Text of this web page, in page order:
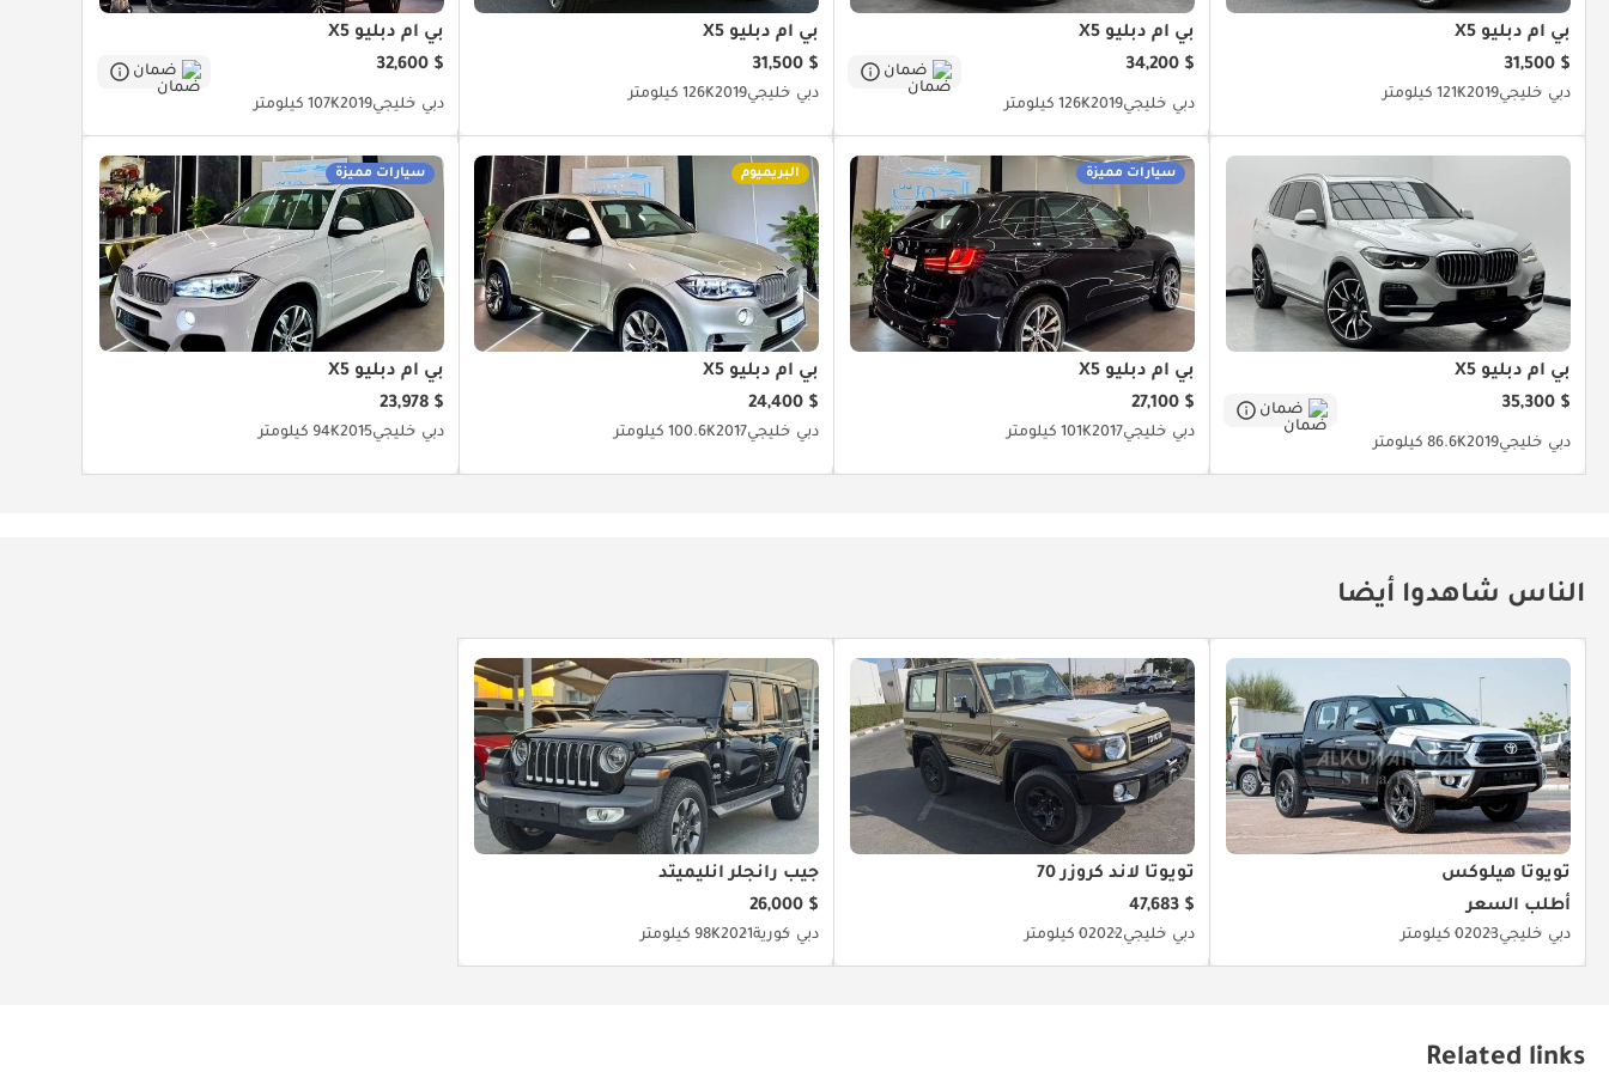
بي أم دبليو X5
$ 31,500
دبي خليجي2019121K كيلومتر
بي أم دبليو X5
$ 34,200
ضمان
دبي خليجي2019126K كيلومتر
بي أم دبليو X5
$ 31,500
دبي خليجي2019126K كيلومتر
بي أم دبليو X5
$ 32,600
ضمان
دبي خليجي2019107K كيلومتر
بي أم دبليو X5
$ 35,300
ضمان
دبي خليجي201986.6K كيلومتر
سيارات مميزة
بي أم دبليو X5
$ 27,100
دبي خليجي2017101K كيلومتر
البريميوم
بي أم دبليو X5
$ 24,400
دبي خليجي2017100.6K كيلومتر
سيارات مميزة
بي أم دبليو X5
$ 23,978
دبي خليجي201594K كيلومتر
الناس شاهدوا أيضا
تويوتا هيلوكس
أطلب السعر
دبي خليجي20230 كيلومتر
تويوتا لاند كروزر 70
$ 47,683
دبي خليجي20220 كيلومتر
جيب رانجلر أنليميتد
$ 26,000
دبي كورية202198K كيلومتر
Related links